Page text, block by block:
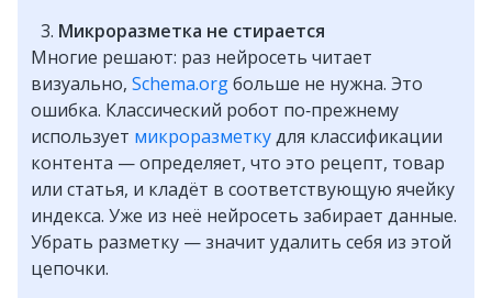
Микроразметка не стирается
Многие решают: раз нейросеть читает
визуально, Schema.orgбольше не нужна. Это
ошибка. Классический робот по‑прежнему
использует микроразметкудля классификации
контента — определяет, что это рецепт, товар
или статья, и кладёт в соответствующую ячейку
индекса. Уже из неё нейросеть забирает данные.
Убрать разметку — значит удалить себя из этой
цепочки.